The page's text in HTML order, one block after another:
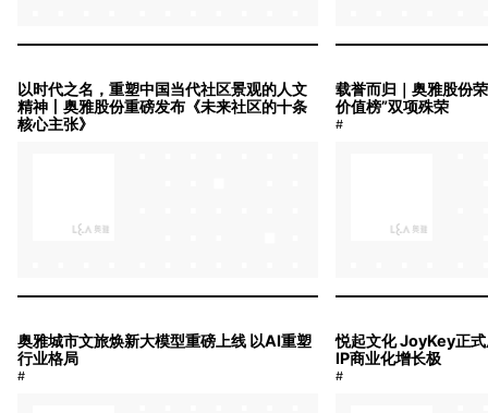
以时代之名，重塑中国当代社区景观的人文
精神丨奥雅股份重磅发布《未来社区的十条
核心主张》
#
载誉而归｜奥雅股份
价值榜”双项殊荣
#
奥雅城市文旅焕新大模型重磅上线 以AI重塑
行业格局
#
悦起文化 JoyKey正
IP商业化增长极
#